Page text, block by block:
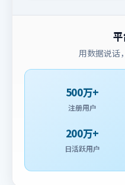
用数据说话
500万+
注册用户
200万+
日活跃用户